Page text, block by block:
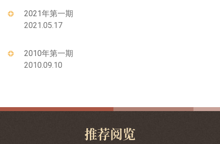
2021年第一期
2021.05.17
2010年第一期
2010.09.10
推荐阅览